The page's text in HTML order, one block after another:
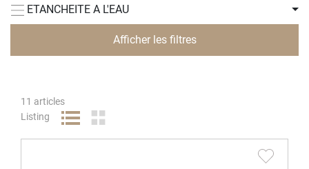
11 articles
Listing
ETANCHEITE A L'EAU
Afficher les filtres